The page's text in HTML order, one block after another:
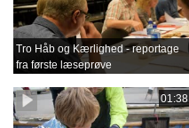
Tro Håb og Kærlighed - reportage
fra første læseprøve
01:38